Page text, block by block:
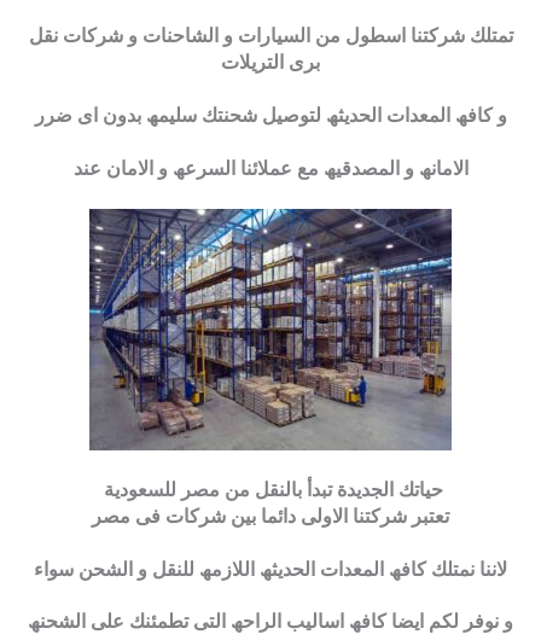
تمتلك شركتنا اسطول من السیارات و الشاحنات و شركات نقل
برى التریلات
و كافھ المعدات الحدیثھ لتوصیل شحنتك سلیمھ بدون اى ضرر
الامانھ و المصدقیھ مع عملائنا السرعھ و الامان عند
حياتك الجديدة تبدأ بالنقل من مصر للسعودية
تعتبر شركتنا الاولى دائما بین شركات فى مصر
لاننا نمتلك كافھ المعدات الحدیثھ اللازمھ للنقل و الشحن سواء
و نوفر لكم ایضا كافھ اسالیب الراحھ التى تطمئنك على الشحنھ